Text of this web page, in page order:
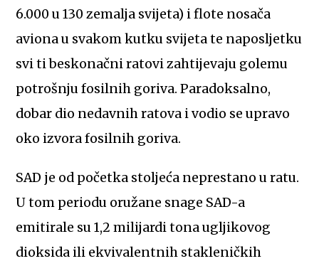
6.000 u 130 zemalja svijeta) i flote nosača
aviona u svakom kutku svijeta te naposljetku
svi ti beskonačni ratovi zahtijevaju golemu
potrošnju fosilnih goriva. Paradoksalno,
dobar dio nedavnih ratova i vodio se upravo
oko izvora fosilnih goriva.
SAD je od početka stoljeća neprestano u ratu.
U tom periodu oružane snage SAD-a
emitirale su 1,2 milijardi tona ugljikovog
dioksida ili ekvivalentnih stakleničkih